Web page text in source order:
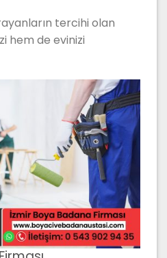
tercihi olan
hem de evinizi